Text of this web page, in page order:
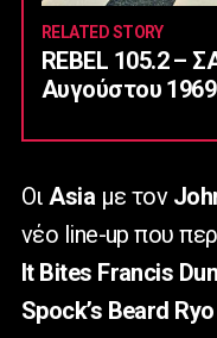
RELATED STORY
REBEL 105.2 –
Αυγούστου 1969
Οι Asia με τον
νέο line-up που
It Bites Francis
Spock’s Beard